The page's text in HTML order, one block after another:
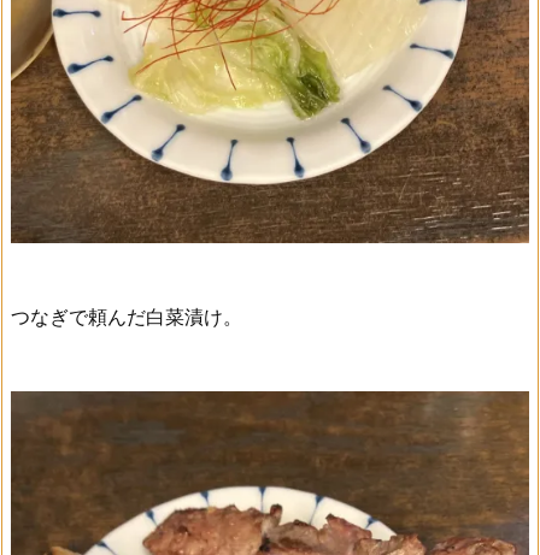
つなぎで頼んだ白菜漬け。